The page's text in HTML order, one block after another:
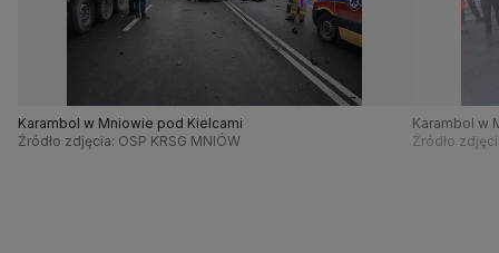
Karambol w Mniowie pod Kielcami
Źródło zdjęcia: OSP KRSG MNIÓW
Karambol w
Źródło